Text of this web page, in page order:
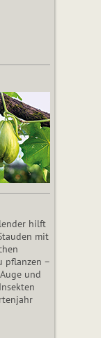
hilft
mit
pflanzen –
und